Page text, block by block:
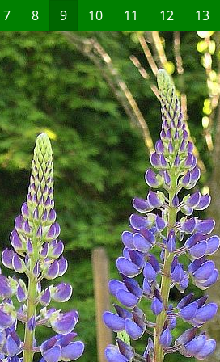
7 8 9 10 11 12 13